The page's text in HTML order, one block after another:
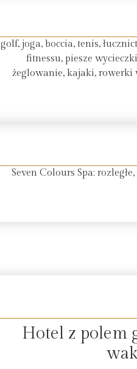
golf, joga, boccia, tenis,
fitnessu, piesze
żeglowanie, kajaki,
Seven Colours Spa:
Hotel z polem